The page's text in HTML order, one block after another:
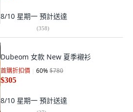
8/10 星期一 預計送達
(358)
Dubeom 女款 New 夏季襯衫
首購折扣價 60%$780
$305
8/10 星期一 預計送達